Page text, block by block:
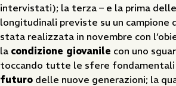
intervistati); la terza – e la prima
longitudinali previste su un campione
stata realizzata in novembre con
la condizione giovanile con uno
toccando tutte le sfere fondamentali
futurodelle nuove generazioni; la